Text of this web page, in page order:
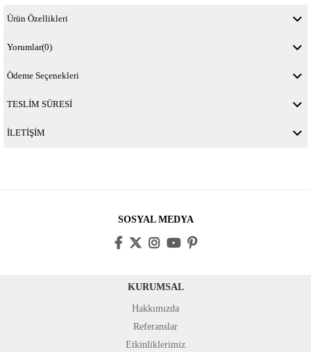
Ürün Özellikleri
Yorumlar(0)
Ödeme Seçenekleri
TESLİM SÜRESİ
İLETİŞİM
SOSYAL MEDYA
KURUMSAL
Hakkımızda
Referanslar
Etkinliklerimiz